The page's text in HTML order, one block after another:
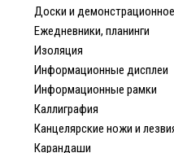
Доски и
Ежедневники, планинги
Изоляция
Информационные дисплеи
Информационные рамки
Каллиграфия
Канцелярские ножи и
Карандаши